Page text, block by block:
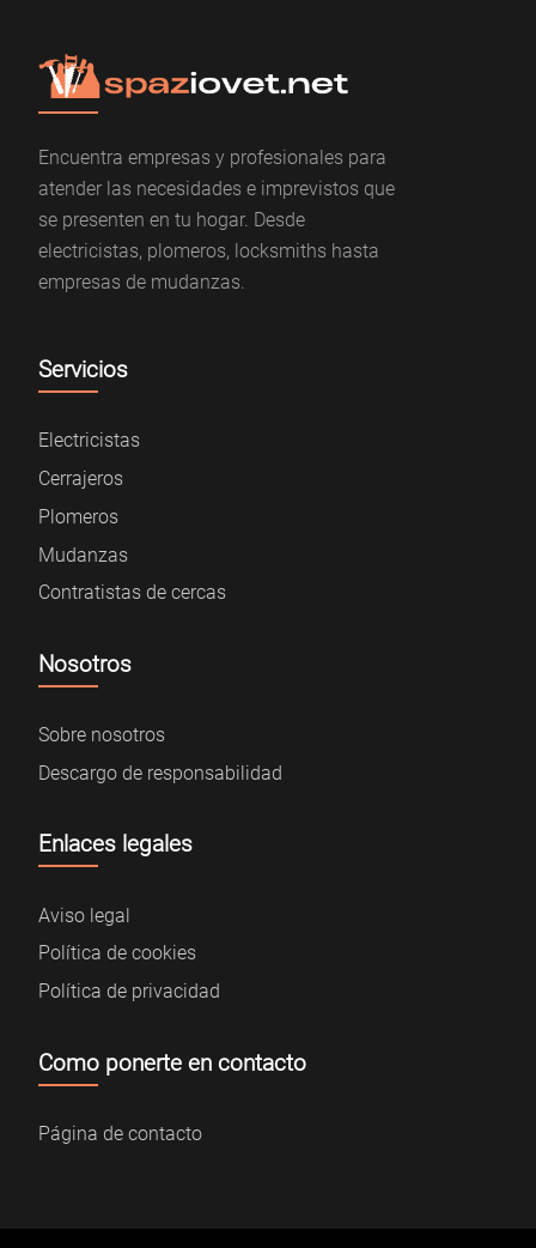
Encuentra empresas y profesionales para
atender las necesidades e imprevistos que
se presenten en tu hogar. Desde
electricistas, plomeros, locksmiths hasta
empresas de mudanzas.
Servicios
Electricistas
Cerrajeros
Plomeros
Mudanzas
Contratistas de cercas
Nosotros
Sobre nosotros
Descargo de responsabilidad
Enlaces legales
Aviso legal
Política de cookies
Política de privacidad
Como ponerte en contacto
Página de contacto